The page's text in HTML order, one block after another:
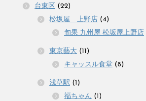
台東区 (22)
松坂屋 上野店 (4)
旬果 九州屋 松坂屋上野店
東京藝大 (11)
キャッスル食堂 (8)
浅草駅 (1)
福ちゃん (1)